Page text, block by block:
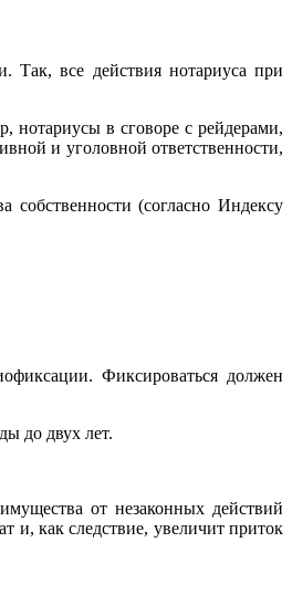
Так,все действия нотариуса при
нотариусы в сговоре с рейдерами,
и уголовной ответственности,
собственности (согласно Индексу
Фиксироваться должен
до двух лет.
от незаконных действий
и, как следствие, увеличит приток